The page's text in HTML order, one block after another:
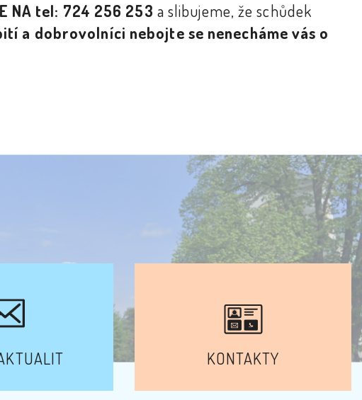
NA tel: 724 256 253 a slibujeme, že schůdek
a dobrovolníci nebojte se nenecháme vás o
KONTAKTY